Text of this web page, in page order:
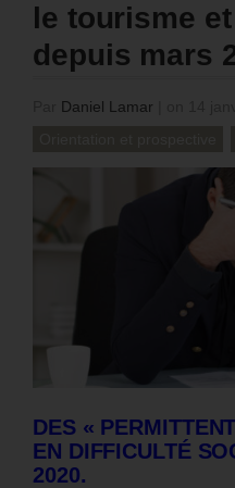
le tourisme
depuis mars
Daniel Lamar
DES «
EN DIFFICULTÉ
2020.